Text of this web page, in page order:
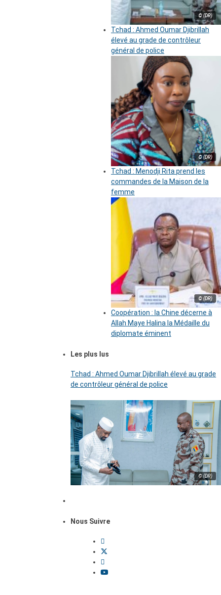
© (DR)
Tchad : Ahmed Oumar Djibrillah
élevé au grade de contrôleur
général de police
© (DR)
Tchad : Menodji Rita prend les
commandes de la Maison de la
femme
© (DR)
Coopération : la Chine décerne à
Allah Maye Halina la Médaille du
diplomate éminent
Les plus lus
Tchad : Ahmed Oumar Djibrillah élevé au grade
de contrôleur général de police
© (DR)
Nous Suivre